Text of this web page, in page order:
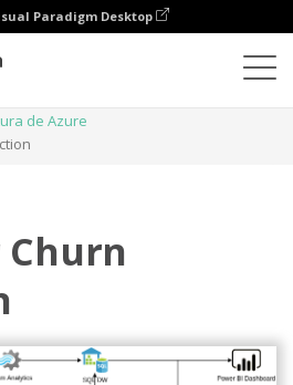
Paradigm Desktop
de Azure